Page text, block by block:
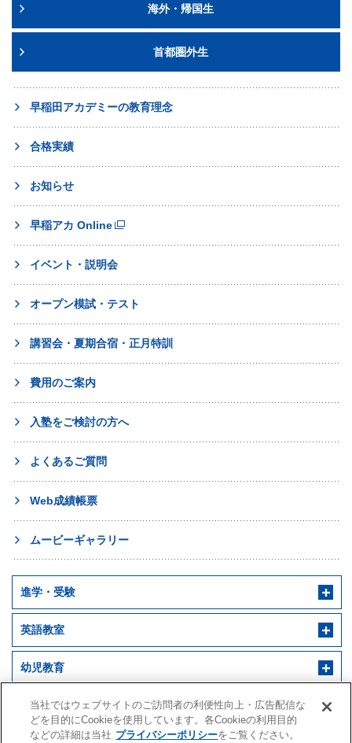
海外・帰国生
首都圏外生
早稲田アカデミーの教育理念
合格実績
お知らせ
早稲アカ Online
イベント・説明会
オープン模試・テスト
講習会・夏期合宿・正月特訓
費用のご案内
入塾をご検討の方へ
よくあるご質問
Web成績帳票
ムービーギャラリー
進学・受験
英語教室
幼児教育
幼児教室サンキッズ
医学部予備校
野田クルゼ
当社ではウェブサイトのご訪問者の利便性向上・広告配信な
どを目的にCookieを使用しています。各Cookieの利用目的
などの詳細は当社 プライバシーポリシーをご覧ください。